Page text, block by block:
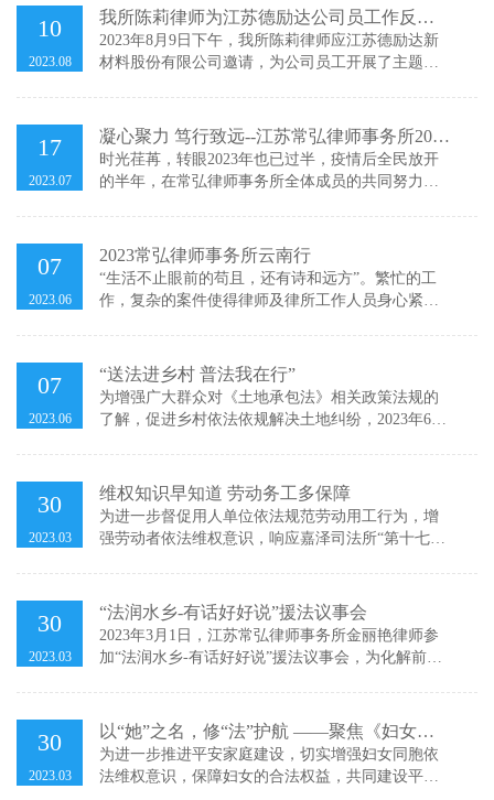
培训会由嘉泽镇行政审批局、嘉泽镇司法所组织进
行，我所杨灵律师受邀为参加培训人员做了专题为
《企业劳动用
10
2023.08
我所陈莉律师为江苏德励达公司员工作反诈
主题宣讲
2023年8月9日下午，我所陈莉律师应江苏德励达新
材料股份有限公司邀请，为公司员工开展了主题为
以及预防手段展开，陈律师通过呈现数据报告并结
合真实案例，直观地表达出电信网络诈骗手段的多
样性及危害
17
2023.07
凝心聚力 笃行致远--江苏常弘律师事务所2023
年中工作总结会议圆满召开
时光荏苒，转眼2023年也已过半，疫情后全民放开
的半年，在常弘律师事务所全体成员的共同努力
师事务所2023年度年中总结会于上午九点在风景秀
丽的龙凤谷会议室顺利召开，会议由龚雷主任主
持，律所合伙
07
2023.06
2023常弘律师事务所云南行
“生活不止眼前的苟且，还有诗和远方”。繁忙的工
作，复杂的案件使得律师及律所工作人员身心紧
的旅游活动，本次活动不仅是为了营造积极向上的
文化氛围和良好的团队氛围，更希望律师们
07
2023.06
“送法进乡村 普法我在行”
为增强广大群众对《土地承包法》相关政策法规的
了解，促进乡村依法依规解决土地纠纷，2023年6月
由朝东村委党总书记王钧主持，嘉泽镇政府党委委
员夏茂珍、政法和社会综合治理局副局长顾新洲列
席，朝东村委各
30
2023.03
维权知识早知道 劳动务工多保障
为进一步督促用人单位依法规范劳动用工行为，增
强劳动者依法维权意识，响应嘉泽司法所“第十七届
点，为在嘉泽务工的农民工兄弟们送上了一节丰富
生动的法治宣讲课。针对农民工外出可能遇到的法
律维权问题梳理解答，同时普及常见工
30
2023.03
“法润水乡-有话好好说”援法议事会
2023年3月1日，江苏常弘律师事务所金丽艳律师参
加“法润水乡-有话好好说”援法议事会，为化解前黄
与议事会调解工作。秉持“民事民提、民事民察、民
事民商、民事民决、民事民办、民事民管、民事民
督”的理念，将社会矛盾纠纷化解在
30
2023.03
以“她”之名，修“法”护航 ——聚焦《妇女权
益保障法》新亮点
为进一步推进平安家庭建设，切实增强妇女同胞依
法维权意识，保障妇女的合法权益，共同建设平安